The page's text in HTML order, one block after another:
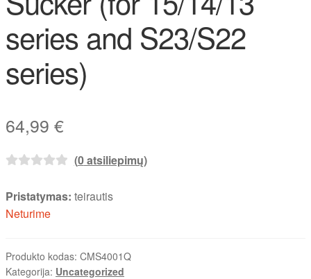
series and S23/S22
series)
64,99 €
(0atsiliepimų)
Pristatymas: teirautis
Neturime
Produkto kodas: CMS4001Q
Kategorija: Uncategorized